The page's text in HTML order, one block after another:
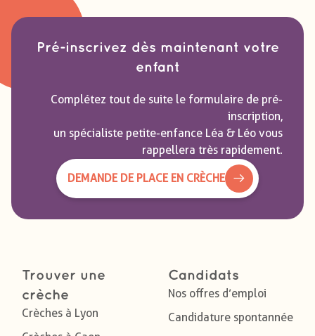
Pré-inscrivez dès maintenant votre
enfant
Complétez tout de suite le formulaire de pré-
inscription,
un spécialiste petite-enfance Léa & Léo vous
rappellera très rapidement.
DEMANDE DE PLACE EN CRÈCHE
Trouver une
crèche
Crèches à Lyon
Candidats
Nos offres d’emploi
Candidature spontannée